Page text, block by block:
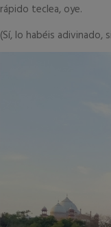
rápido teclea, oye.
(Sí, lo habéis adivinado,